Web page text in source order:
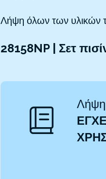
Λήψη όλων των υλικών
28158NP | Σετ
Λήψη